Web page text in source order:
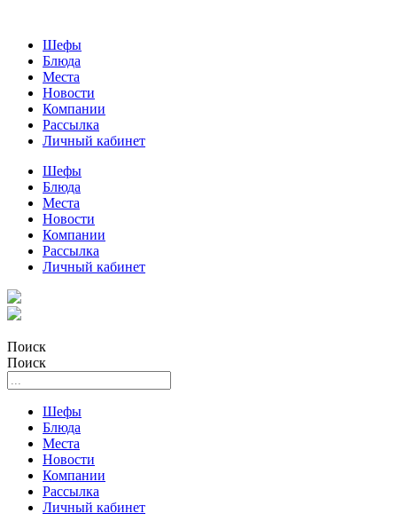
Шефы
Блюда
Места
Новости
Компании
Рассылка
Личный кабинет
Шефы
Блюда
Места
Новости
Компании
Рассылка
Личный кабинет
Поиск
Поиск
Шефы
Блюда
Места
Новости
Компании
Рассылка
Личный кабинет